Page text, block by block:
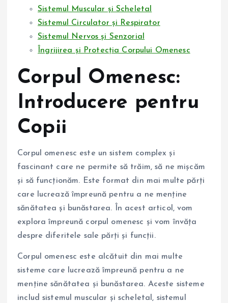
Sistemul Muscular și Scheletal
Sistemul Circulator și Respirator
Sistemul Nervos și Senzorial
Îngrijirea și Protecția Corpului Omenesc
Corpul Omenesc:
Introducere pentru
Copii
Corpul omenesc este un sistem complex și
fascinant care ne permite să trăim, să ne mișcăm
și să funcționăm. Este format din mai multe părți
care lucrează împreună pentru a ne menține
sănătatea și bunăstarea. În acest articol, vom
explora împreună corpul omenesc și vom învăța
despre diferitele sale părți și funcții.
Corpul omenesc este alcătuit din mai multe
sisteme care lucrează împreună pentru a ne
menține sănătatea și bunăstarea. Aceste sisteme
includ sistemul muscular și scheletal, sistemul